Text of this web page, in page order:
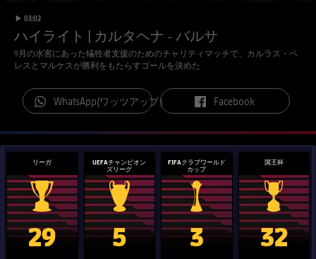
監督
Facilities
順位表
スケジュール
チケット
結果
順位表
PLUSICON
LABEL.ARIA.PLUS
トップチーム
plusicon
label.aria.plus
スケジュール
結果
順位表
トップチーム
plusicon
label.aria.plus
スケジュール
チケット
PLUSICON
LABEL.ARIA.PLUS
トップチーム
plusicon
label.aria.plus
label.duration
Play video
03:02
ハイライト | カルタヘナ - バルサ
9月の水害にあった犠牲者支援のためのチャリティマッチで、カルラス・ペ
レスとマルケスが勝利をもたらすゴールを決めた
label.aria.whatsapp
WhatsApp(ワッツアップ） label.aria.facebook
Facebook
リーガ
La Liga trophy
29
UEFAチャンピオン
ズリーグ
Champions League trophy
5
FIFAクラブワールド
カップ
label.aria.clubworldcup
3
国王杯
国王杯
32